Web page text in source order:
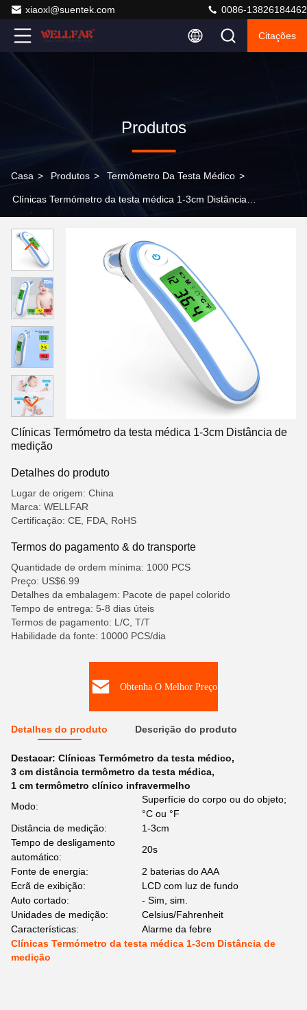
xiaoxl@suentek.com 0086-13826184462
Citações
Produtos
Casa > Produtos > Termômetro Da Testa Médico >
Clínicas Termómetro da testa médica 1-3cm Distância
Clínicas Termómetro da testa médica 1-3cm Distância de
medição
Detalhes do produto
Lugar de origem: China
Marca: WELLFAR
Certificação: CE, FDA, RoHS
Termos do pagamento & do transporte
Quantidade de ordem mínima: 1000 PCS
Preço: US$6.99
Detalhes da embalagem: Pacote de papel colorido
Tempo de entrega: 5-8 dias úteis
Termos de pagamento: L/C, T/T
Habilidade da fonte: 10000 PCS/dia
Obtenha O Melhor Preço
Detalhes do produto Descrição do produto
Destacar: Clínicas Termómetro da testa médico,
3 cm distância termômetro da testa médica,
1 cm termômetro clínico infravermelho
Modo:
Superfície do corpo ou do objeto;
°C ou °F
Distância de medição:
1-3cm
Tempo de desligamento
automático:
20s
Fonte de energia:
2 baterias do AAA
Ecrã de exibição:
LCD com luz de fundo
Auto cortado:
- Sim, sim.
Unidades de medição:
Celsius/Fahrenheit
Características:
Alarme da febre
Clínicas Termómetro da testa médica 1-3cm Distância de
medição